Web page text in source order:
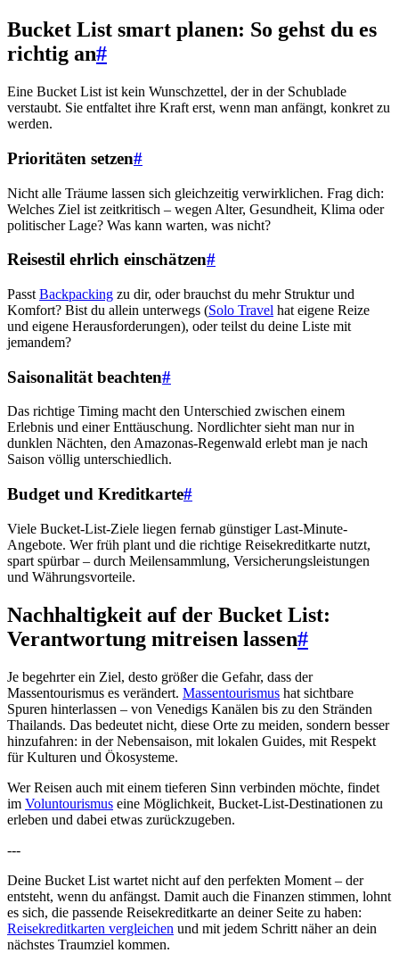
Bucket List smart planen: So gehst du es
richtig an#
Eine Bucket List ist kein Wunschzettel, der in der Schublade
verstaubt. Sie entfaltet ihre Kraft erst, wenn man anfängt, konkret zu
werden.
Prioritäten setzen#
Nicht alle Träume lassen sich gleichzeitig verwirklichen. Frag dich:
Welches Ziel ist zeitkritisch – wegen Alter, Gesundheit, Klima oder
politischer Lage? Was kann warten, was nicht?
Reisestil ehrlich einschätzen#
Passt Backpacking zu dir, oder brauchst du mehr Struktur und
Komfort? Bist du allein unterwegs (Solo Travel hat eigene Reize
und eigene Herausforderungen), oder teilst du deine Liste mit
jemandem?
Saisonalität beachten#
Das richtige Timing macht den Unterschied zwischen einem
Erlebnis und einer Enttäuschung. Nordlichter sieht man nur in
dunklen Nächten, den Amazonas-Regenwald erlebt man je nach
Saison völlig unterschiedlich.
Budget und Kreditkarte#
Viele Bucket-List-Ziele liegen fernab günstiger Last-Minute-
Angebote. Wer früh plant und die richtige Reisekreditkarte nutzt,
spart spürbar – durch Meilensammlung, Versicherungsleistungen
und Währungsvorteile.
Nachhaltigkeit auf der Bucket List:
Verantwortung mitreisen lassen#
Je begehrter ein Ziel, desto größer die Gefahr, dass der
Massentourismus es verändert. Massentourismus hat sichtbare
Spuren hinterlassen – von Venedigs Kanälen bis zu den Stränden
Thailands. Das bedeutet nicht, diese Orte zu meiden, sondern besser
hinzufahren: in der Nebensaison, mit lokalen Guides, mit Respekt
für Kulturen und Ökosysteme.
Wer Reisen auch mit einem tieferen Sinn verbinden möchte, findet
im Voluntourismus eine Möglichkeit, Bucket-List-Destinationen zu
erleben und dabei etwas zurückzugeben.
---
Deine Bucket List wartet nicht auf den perfekten Moment – der
entsteht, wenn du anfängst. Damit auch die Finanzen stimmen, lohnt
es sich, die passende Reisekreditkarte an deiner Seite zu haben:
Reisekreditkarten vergleichen und mit jedem Schritt näher an dein
nächstes Traumziel kommen.